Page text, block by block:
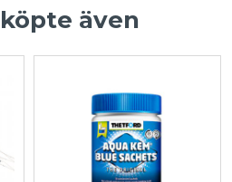
även